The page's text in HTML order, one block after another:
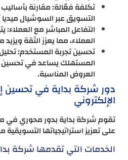
تكلفة فعّالة: مقارنة بأساليب
التسويق عبر السوشيال ميديا
التفاعل المباشر مع العملاء:
العملاء، مما يعزز الثقة ويزيد
تحسين تجربة المستخدم:
المستهلك يساعد في تحسين
العروض المناسبة.
دور شركة بداية في تحسين
الإلكتروني
تقوم شركة بداية بدور محوري في
على تعزيز استراتيجياتها التسويقية
الخدمات التي تقدمها شركة